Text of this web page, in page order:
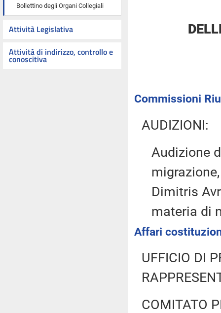
Bollettino degli Organi Collegiali
Attività Legislativa
Attività di indirizzo, controllo e
conoscitiva
Commissioni
AUDIZIONI:
Audizione
Dimitris
materia di
Affari
UFFICIO DI
COMITATO